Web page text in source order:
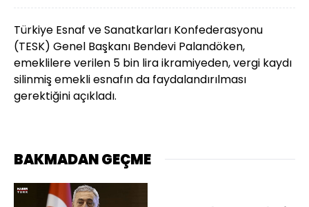
Türkiye Esnaf ve Sanatkarları Konfederasyonu
(TESK) Genel Başkanı Bendevi Palandöken,
emeklilere verilen 5 bin lira ikramiyeden, vergi kaydı
silinmiş emekli esnafın da faydalandırılması
gerektiğini açıkladı.
BAKMADAN GEÇME